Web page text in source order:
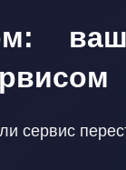
сервис